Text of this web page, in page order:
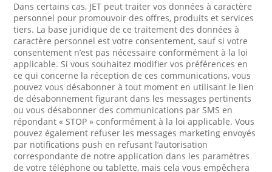
Dans certains cas, JET peut traiter vos données à caractère
personnel pour promouvoir des offres, produits et services
tiers. La base juridique de ce traitement des données à
caractère personnel est votre consentement, sauf si votre
consentement n’est pas nécessaire conformément à la loi
applicable. Si vous souhaitez modifier vos préférences en
ce qui concerne la réception de ces communications, vous
pouvez vous désabonner à tout moment en utilisant le lien
de désabonnement figurant dans les messages pertinents
ou vous désabonner des communications par SMS en
répondant « STOP » conformément à la loi applicable. Vous
pouvez également refuser les messages marketing envoyés
par notifications push en refusant l’autorisation
correspondante de notre application dans les paramètres
de votre téléphone ou tablette, mais cela vous empêchera